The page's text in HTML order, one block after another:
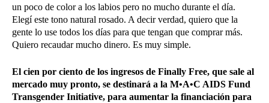
un poco de color a los labios pero no mucho durante el día.
Elegí este tono natural rosado. A decir verdad, quiero que la
gente lo use todos los días para que tengan que comprar más.
Quiero recaudar mucho dinero. Es muy simple.
El cien por ciento de los ingresos de Finally Free, que sale al
mercado muy pronto, se destinará a la M•A•C AIDS Fund
Transgender Initiative, para aumentar la financiación para